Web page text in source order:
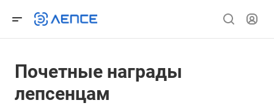
Почетные награды
лепсенцам